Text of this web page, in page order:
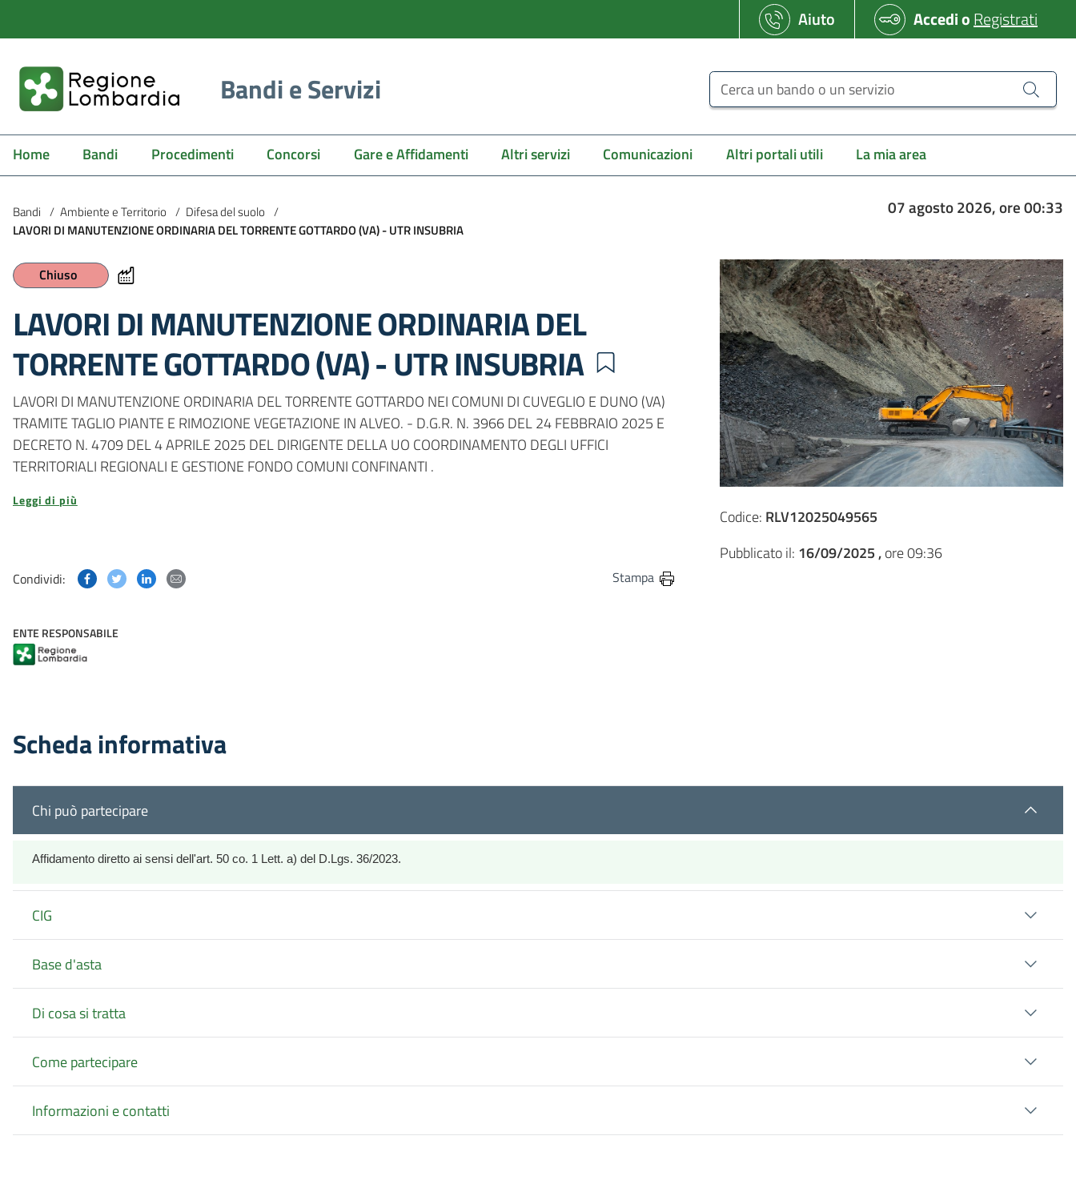
Aiuto AccedioRegistrati
Bandi e Servizi Cerca un bando o un servizio
Home Bandi Procedimenti Concorsi Gare e Affidamenti Altri servizi Comunicazioni Altri portali utili La mia area
Bandi / Ambiente e Territorio / Difesa del suolo /
LAVORI DI MANUTENZIONE ORDINARIA DEL TORRENTE GOTTARDO (VA) - UTR INSUBRIA
07 agosto 2026, ore 00:33
Chiuso
LAVORI DI MANUTENZIONE ORDINARIA DEL
TORRENTE GOTTARDO (VA) - UTR INSUBRIA
LAVORI DI MANUTENZIONE ORDINARIA DEL TORRENTE GOTTARDO NEI COMUNI DI CUVEGLIO E DUNO (VA)
TRAMITE TAGLIO PIANTE E RIMOZIONE VEGETAZIONE IN ALVEO. - D.G.R. N. 3966 DEL 24 FEBBRAIO 2025 E
DECRETO N. 4709 DEL 4 APRILE 2025 DEL DIRIGENTE DELLA UO COORDINAMENTO DEGLI UFFICI
TERRITORIALI REGIONALI E GESTIONE FONDO COMUNI CONFINANTI .
Leggi di più
Condividi: Condividi questa pagina su Facebook
Condividi questa pagina su Twitter
Condividi questa pagina su Linkedin Stampa
ENTE RESPONSABILE
Codice: RLV12025049565
Pubblicato il: 16/09/2025 ,ore 09:36
Scheda informativa
Chi può partecipare
Affidamento diretto ai sensi dell'art. 50 co. 1 Lett. a) del D.Lgs. 36/2023.
CIG
Base d'asta
Di cosa si tratta
Come partecipare
Informazioni e contatti